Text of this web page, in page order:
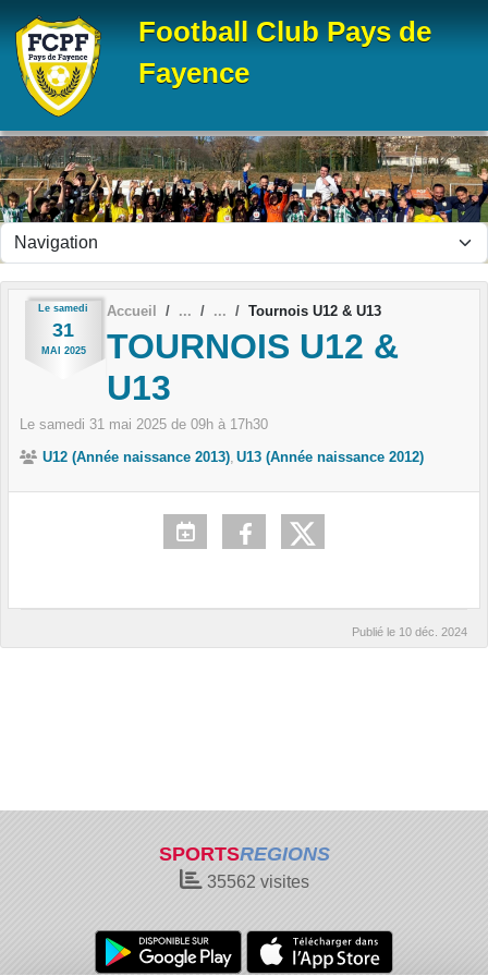
Football Club Pays de
Fayence
Le samedi
31
MAI 2025
Accueil Tournois U12 & U13
TOURNOIS U12 &
U13
Le samedi 31 mai 2025 de 09h à 17h30
U12 (Année naissance 2013) U13 (Année naissance 2012)
Publié le 10 déc. 2024
SPORTSREGIONS
35562 visites
Panneau de gestion des cookies